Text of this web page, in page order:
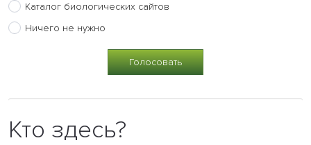
Каталог биологических сайтов
Ничего не нужно
Кто здесь?